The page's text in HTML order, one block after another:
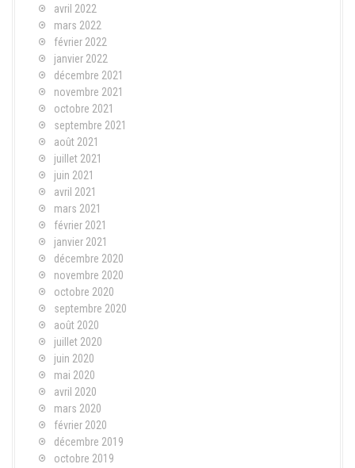
avril 2022
mars 2022
février 2022
janvier 2022
décembre 2021
novembre 2021
octobre 2021
septembre 2021
août 2021
juillet 2021
juin 2021
avril 2021
mars 2021
février 2021
janvier 2021
décembre 2020
novembre 2020
octobre 2020
septembre 2020
août 2020
juillet 2020
juin 2020
mai 2020
avril 2020
mars 2020
février 2020
décembre 2019
octobre 2019